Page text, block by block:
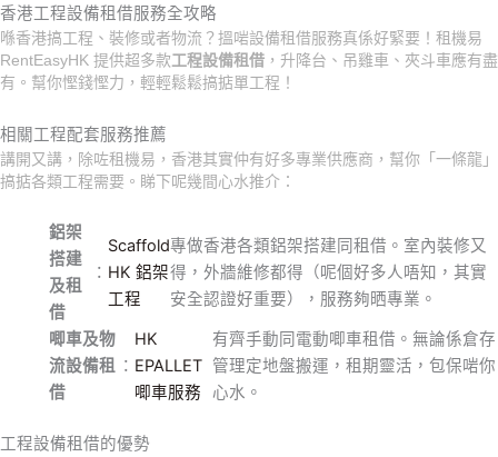
跳
至
主
要
容
香港工程設備租借服務全攻略
喺香港搞工程、裝修或者物流？搵啱設備租借服務真係好緊要！租機易
RentEasyHK 提供超多款工程設備租借 ，升降台、吊雞車、夾斗車應有盡
有。幫你慳錢慳力，輕輕鬆鬆搞掂單工程！
相關工程配套服務推薦
講開又講，除咗租機易，香港其實仲有好多專業供應商，幫你「一條龍」
搞掂各類工程需要。睇下呢幾間心水推介：
鋁架
搭建
及租
借
：
Scaffold
HK 鋁架
工程
專做香港各類鋁架搭建同租借。室內裝修又
得，外牆維修都得（呢個好多人唔知，其實
安全認證好重要），服務夠晒專業。
唧車及物
流設備租
借
：
HK
EPALLET
唧車服務
有齊手動同電動唧車租借。無論係倉存
管理定地盤搬運，租期靈活，包保啱你
心水。
工程設備租借的優勢